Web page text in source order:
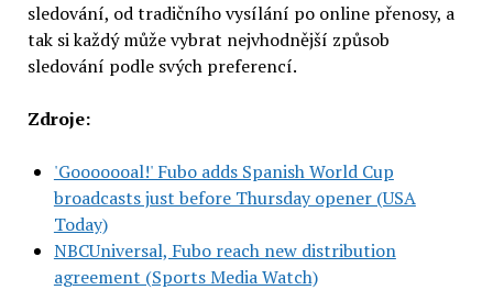
sledování, od tradičního vysílání po online přenosy, a
tak si každý může vybrat nejvhodnější způsob
sledování podle svých preferencí.
Zdroje:
'Gooooooal!' Fubo adds Spanish World Cup
broadcasts just before Thursday opener (USA
Today)
NBCUniversal, Fubo reach new distribution
agreement (Sports Media Watch)